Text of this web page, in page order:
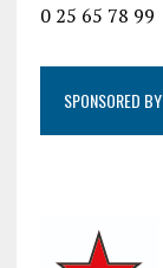
0 25 65 78 99
SPONSORED BY